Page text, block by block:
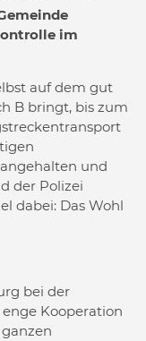
im
auf dem gut
B bringt, bis zum
und
der Polizei
dabei: Das Wohl
bei der
Kooperation